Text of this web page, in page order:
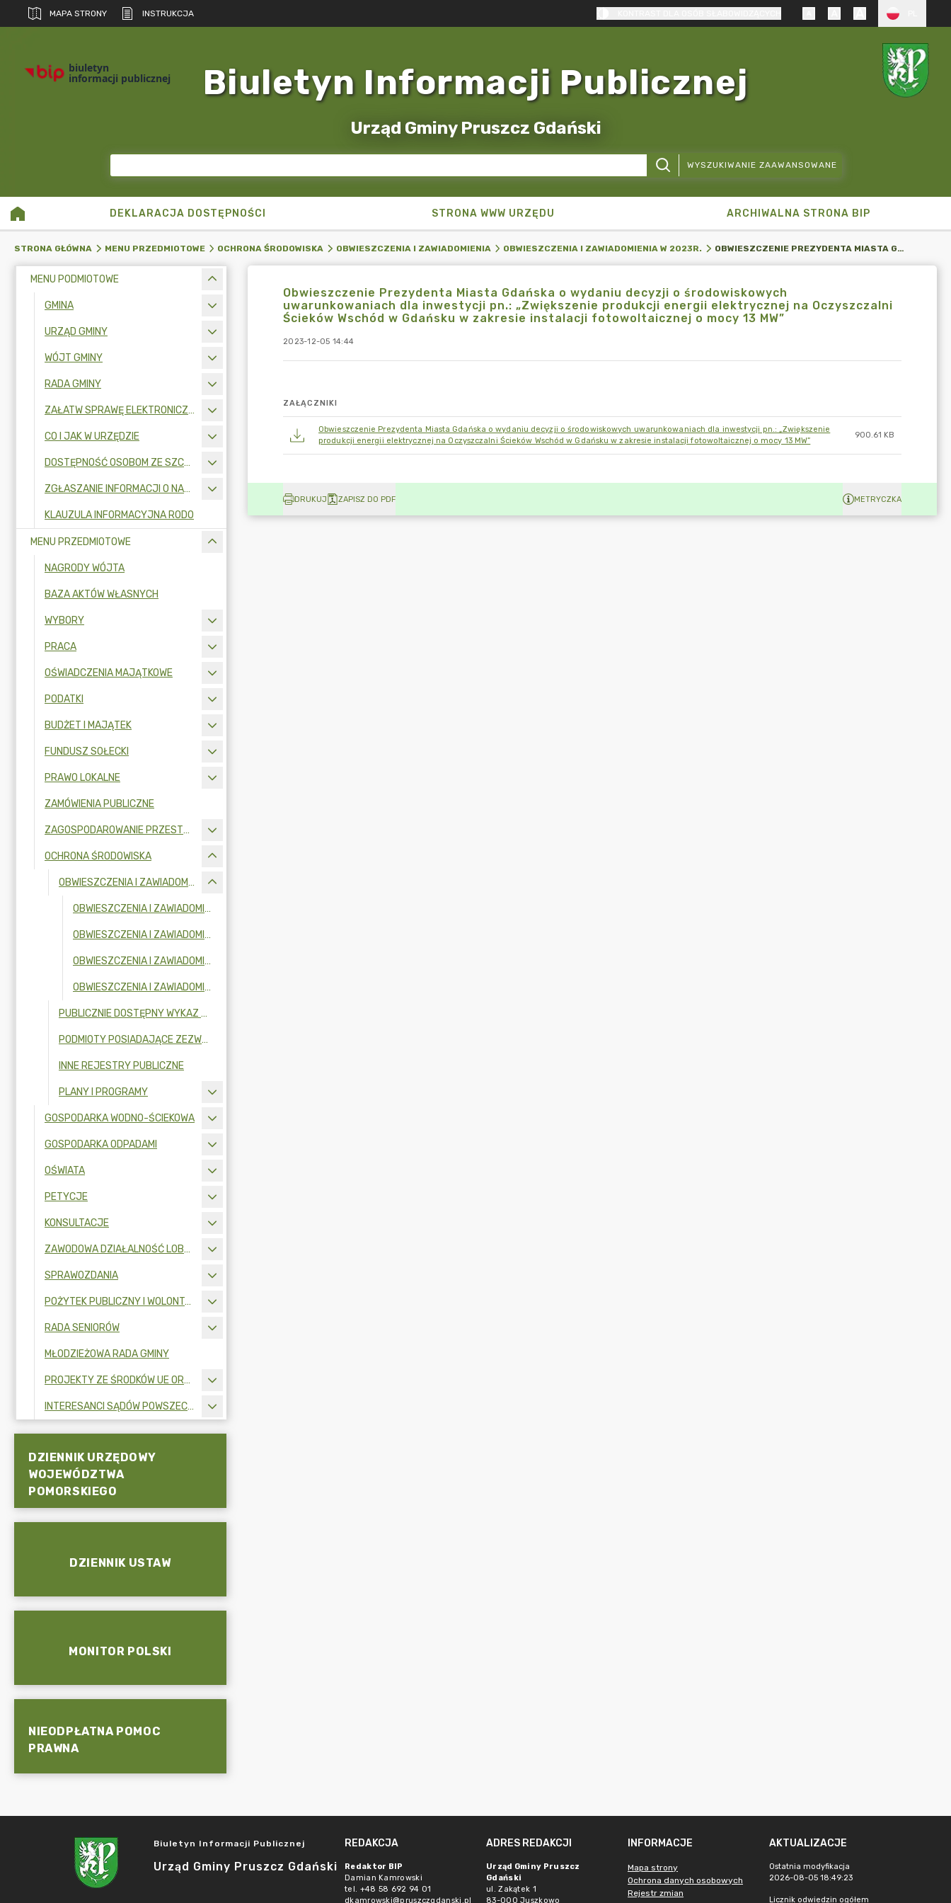
MAPA STRONY INSTRUKCJA
biuletyn
informacji publicznej Biuletyn Informacji Publicznej
Urząd Gminy Pruszcz Gdański
WYSZUKIWANIE ZAAWANSOWANE
DEKLARACJA DOSTĘPNOŚCI STRONA WWW URZĘDU ARCHIWALNA STRONA BIP
STRONA GŁÓWNA MENU PRZEDMIOTOWE OCHRONA ŚRODOWISKA OBWIESZCZENIA I ZAWIADOMIENIA OBWIESZCZENIA I ZAWIADOMIENIA W 2023R. OBWIESZCZENIE PREZYDENTA MIASTA GDAŃSKA O WYDANIU DECYZJI O ŚRODOWISKOWYCH UWARUNKOWANIACH DLA INWESTYCJI PN.: „ZWIĘKSZENIE PRODUKCJI ENERGII ELEKTRYCZNEJ NA OCZYSZCZALNI ŚCIEKÓW WSCHÓD W GDAŃSKU W ZAKRESIE INSTALACJI FOTOWOLTAICZNEJ O MOCY 13 MW”
MENU PODMIOTOWE
GMINA
URZĄD GMINY
WÓJT GMINY
RADA GMINY
ZAŁATW SPRAWĘ ELEKTRONICZNIE
CO I JAK W URZĘDZIE
DOSTĘPNOŚĆ OSOBOM ZE SZCZEGÓLNYMI POTRZEBAMI
ZGŁASZANIE INFORMACJI O NARUSZENIU PRAWA I OCHRONA SYGNALISTÓW
KLAUZULA INFORMACYJNA RODO
MENU PRZEDMIOTOWE
NAGRODY WÓJTA
BAZA AKTÓW WŁASNYCH
WYBORY
PRACA
OŚWIADCZENIA MAJĄTKOWE
PODATKI
BUDŻET I MAJĄTEK
FUNDUSZ SOŁECKI
PRAWO LOKALNE
ZAMÓWIENIA PUBLICZNE
ZAGOSPODAROWANIE PRZESTRZENNE
OCHRONA ŚRODOWISKA
OBWIESZCZENIA I ZAWIADOMIENIA
OBWIESZCZENIA I ZAWIADOMIENIA W 2026R.
OBWIESZCZENIA I ZAWIADOMIENIA W 2025R.
OBWIESZCZENIA I ZAWIADOMIENIA W 2024R.
OBWIESZCZENIA I ZAWIADOMIENIA W 2023R.
PUBLICZNIE DOSTĘPNY WYKAZ DANYCH O DOKUMENTACH ZAWIERAJĄCYCH INFORMACJE O ŚRODOWISKU I JEGO OCHRONIE
PODMIOTY POSIADAJĄCE ZEZWOLENIE NA OPRÓŻNIANIE ZBIORNIKÓW BEZODPŁYWOWYCH LUB OSADNIKÓW W INSTALACJACH PRZYDOMOWYCH OCZYSZCZALNI ŚCIEKÓW I TRANSPORTU NIECZYSTOŚCI CIEKŁYCH
INNE REJESTRY PUBLICZNE
PLANY I PROGRAMY
GOSPODARKA WODNO-ŚCIEKOWA
GOSPODARKA ODPADAMI
OŚWIATA
PETYCJE
KONSULTACJE
ZAWODOWA DZIAŁALNOŚĆ LOBBINGOWA
SPRAWOZDANIA
POŻYTEK PUBLICZNY I WOLONTARIAT
RADA SENIORÓW
MŁODZIEŻOWA RADA GMINY
PROJEKTY ZE ŚRODKÓW UE ORAZ FUNDUSZY ZEWNĘTRZNYCH
INTERESANCI SĄDÓW POWSZECHNYCH
DZIENNIK URZĘDOWY
WOJEWÓDZTWA
POMORSKIEGO
DZIENNIK USTAW
MONITOR POLSKI
NIEODPŁATNA POMOC
PRAWNA
Obwieszczenie Prezydenta Miasta Gdańska o wydaniu decyzji o środowiskowych
uwarunkowaniach dla inwestycji pn.: „Zwiększenie produkcji energii elektrycznej na Oczyszczalni
Ścieków Wschód w Gdańsku w zakresie instalacji fotowoltaicznej o mocy 13 MW”
2023-12-05 14:44
ZAŁĄCZNIKI
Obwieszczenie Prezydenta Miasta Gdańska o wydaniu decyzji o środowiskowych uwarunkowaniach dla inwestycji pn.: „Zwiększenie
produkcji energii elektrycznej na Oczyszczalni Ścieków Wschód w Gdańsku w zakresie instalacji fotowoltaicznej o mocy 13 MW”
900.61 KB
DRUKUJ ZAPISZ DO PDF METRYCZKA
Biuletyn Informacji Publicznej
Urząd Gminy Pruszcz Gdański
REDAKCJA
Redaktor BIP
Damian Kamrowski
tel. +48 58 692 94 01
dkamrowski@pruszczgdanski.pl
ADRES REDAKCJI
Urząd Gminy Pruszcz
Gdański
ul. Zakątek 1
83-000 Juszkowo
INFORMACJE
Mapa strony
Ochrona danych osobowych
Rejestr zmian
AKTUALIZACJE
Ostatnia modyfikacja
2026-08-05 18:49:23
Licznik odwiedzin ogółem